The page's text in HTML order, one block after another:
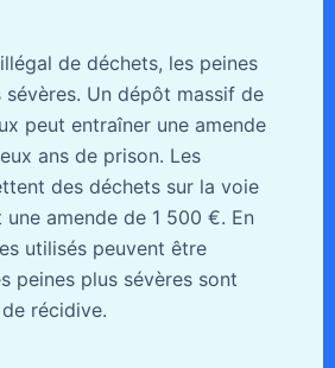
de déchets, les peines
Un dépôt massif de
peut entraîner une amende
ans de prison. Les
des déchets sur la voie
amende de 1 500 €. En
utilisés peuvent être
peines plus sévères sont
récidive.